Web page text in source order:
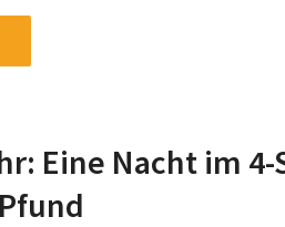
Eine Nacht im